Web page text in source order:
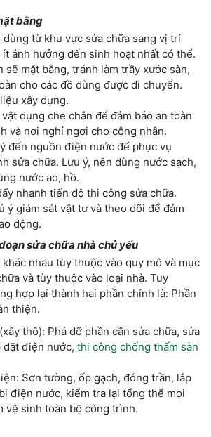
bằng
dùng từ khu vực sửa chữa sang vị trí
ít ảnh hưởng đến sinh hoạt nhất có thể.
sẽ mặt bằng, tránh làm trầy xước sàn,
cho các đồ dùng được di chuyển.
xây dựng.
dụng che chắn để đảm bảo an toàn
và nơi nghỉ ngơi cho công nhân.
đến nguồn điện nước để phục vụ
sửa chữa. Lưu ý, nên dùng nước sạch,
nước ao, hồ.
nhanh tiến độ thi công sửa chữa.
ý giám sát vật tư và theo dõi để đảm
động.
sửa chữa nhà chủ yếu
nhau tùy thuộc vào quy mô và mục
và tùy thuộc vào loại nhà. Tuy
hợp lại thành hai phần chính là: Phần
thiện.
thô): Phá dỡ phần cần sửa chữa, sửa
đặt điện nước, thi công chống thấm sàn
Sơn tường, ốp gạch, đóng trần, lắp
điện nước, kiểm tra lại tổng thể mọi
vệ sinh toàn bộ công trình.